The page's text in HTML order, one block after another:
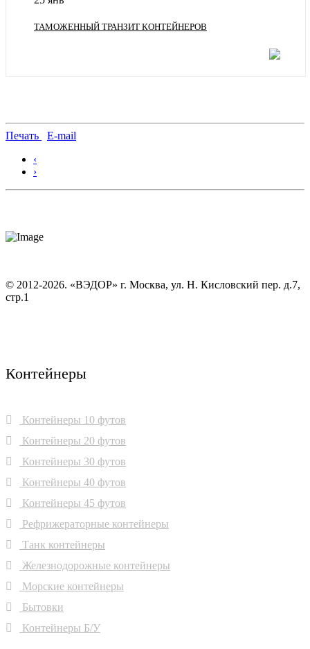
ТАМОЖЕННЫЙ ТРАНЗИТ КОНТЕЙНЕРОВ
Печать
E-mail
‹
›
© 2012-2026. «ВЭДОР» г. Москва, ул. Н. Кисловский пер. д.7,
стр.1
Контейнеры
Контейнеры 10 футов
Контейнеры 20 футов
Контейнеры 30 футов
Контейнеры 40 футов
Контейнеры 45 футов
Рефрижераторные контейнеры
Танк контейнеры
Железнодорожные контейнеры
Морские контейнеры
Бытовки
Контейнеры Б/У